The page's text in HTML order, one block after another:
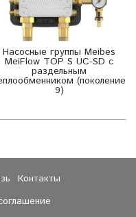
Насосные группы Meibes
MeiFlow TOP S UC-SD с
раздельным
(поколение
9)
Контакты